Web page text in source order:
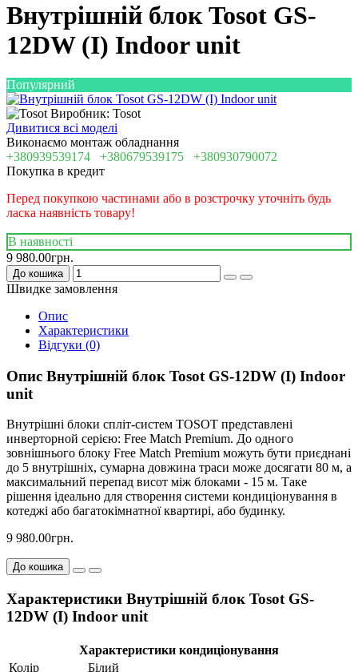
Внутрішній блок Tosot GS-
12DW (I) Indoor unit
Популярний
Виробник: Tosot
Дивитися всі моделі
Виконаємо монтаж обладнання
+380939539174 +380679539175 +380930790072
Покупка в кредит
Перед покупкою частинами або в розстрочку уточніть будь
ласка наявність товару!
В наявності
9 980.00грн.
До кошика
Швидке замовлення
Опис
Характеристики
Відгуки (0)
Опис Внутрішній блок Tosot GS-12DW (I) Indoor
unit
Внутрішні блоки спліт-систем TOSOT представлені
инверторной серією: Free Match Premium. До одного
зовнішнього блоку Free Match Premium можуть бути приєднані
до 5 внутрішніх, сумарна довжина траси може досягати 80 м, а
максимальний перепад висот між блоками - 15 м. Таке
рішення ідеально для створення системи кондиціонування в
котеджі або багатокімнатної квартирі, або будинку.
9 980.00грн.
До кошика
Характеристики Внутрішній блок Tosot GS-
12DW (I) Indoor unit
Характеристики кондиціонування
Колір
Білий